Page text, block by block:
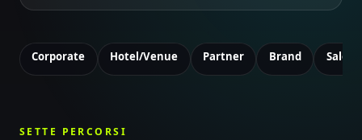
Corporate Hotel/Venue Partner Brand Sales
SETTE PERCORSI